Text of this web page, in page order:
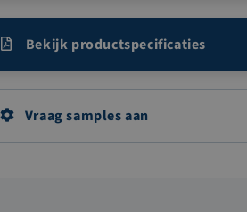
Bekijk productspecificaties
Vraag samples aan